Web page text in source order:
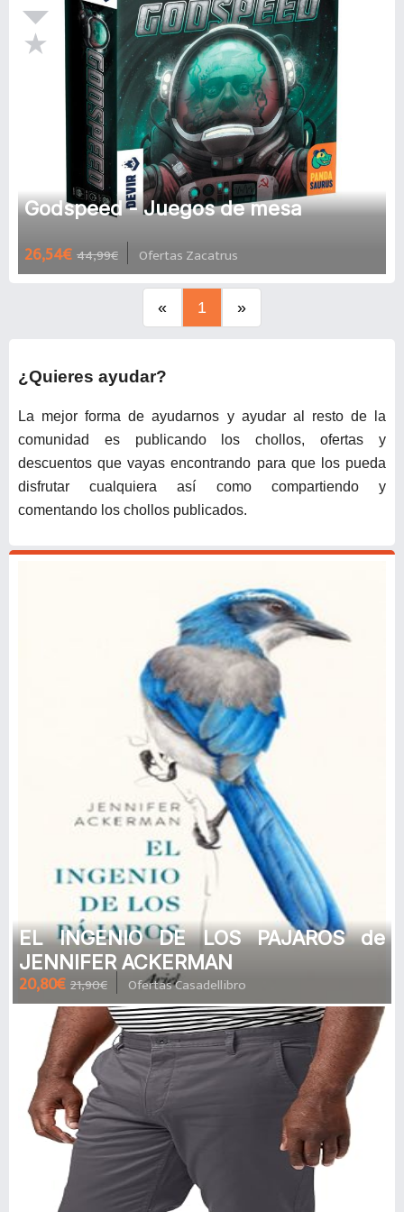
Godspeed - Juegos de mesa
26,54€ 44,99€ Ofertas Zacatrus
« 1 »
¿Quieres ayudar?
La mejor forma de ayudarnos y ayudar al resto de la
comunidad es publicando los chollos, ofertas y
descuentos que vayas encontrando para que los pueda
disfrutar cualquiera así como compartiendo y
comentando los chollos publicados.
EL INGENIO DE LOS PAJAROS de
JENNIFER ACKERMAN
20,80€ 21,90€ Ofertas Casadellibro